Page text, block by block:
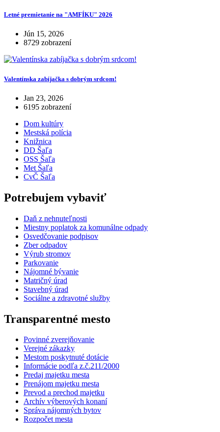
Letné premietanie na "AMFÍKU" 2026
Jún 15, 2026
8729 zobrazení
Valentínska zabíjačka s dobrým srdcom!
Jan 23, 2026
6195 zobrazení
Dom kultúry
Mestská polícia
Knižnica
DD Šaľa
OSS Šaľa
Met Šaľa
CvČ Šaľa
Potrebujem vybaviť
Daň z nehnuteľnosti
Miestny poplatok za komunálne odpady
Osvedčovanie podpisov
Zber odpadov
Výrub stromov
Parkovanie
Nájomné bývanie
Matričný úrad
Stavebný úrad
Sociálne a zdravotné služby
Transparentné mesto
Povinné zverejňovanie
Verejné zákazky
Mestom poskytnuté dotácie
Informácie podľa z.č.211/2000
Predaj majetku mesta
Prenájom majetku mesta
Prevod a prechod majetku
Archív výberových konaní
Správa nájomných bytov
Rozpočet mesta